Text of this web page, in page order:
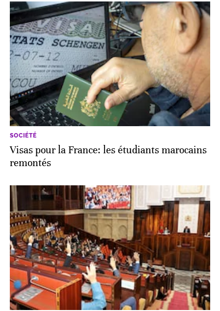
SOCIÉTÉ
Visas pour la France: les étudiants marocains
remontés